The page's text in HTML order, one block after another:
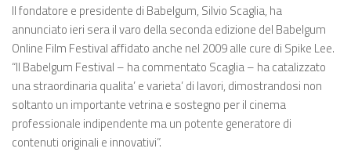
Il fondatore e presidente di Babelgum, Silvio Scaglia, ha
annunciato ieri sera il varo della seconda edizione del Babelgum
Online Film Festival affidato anche nel 2009 alle cure di Spike Lee.
“Il Babelgum Festival – ha commentato Scaglia – ha catalizzato
una straordinaria qualita’ e varieta’ di lavori, dimostrandosi non
soltanto un importante vetrina e sostegno per il cinema
professionale indipendente ma un potente generatore di
contenuti originali e innovativi”.